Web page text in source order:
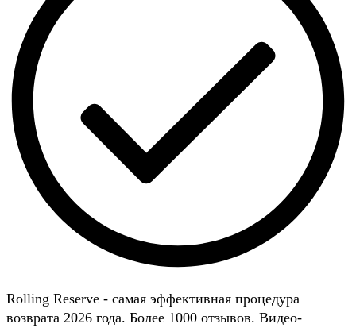
Rolling Reserve - самая эффективная процедура
возврата 2026 года. Более 1000 отзывов. Видео-